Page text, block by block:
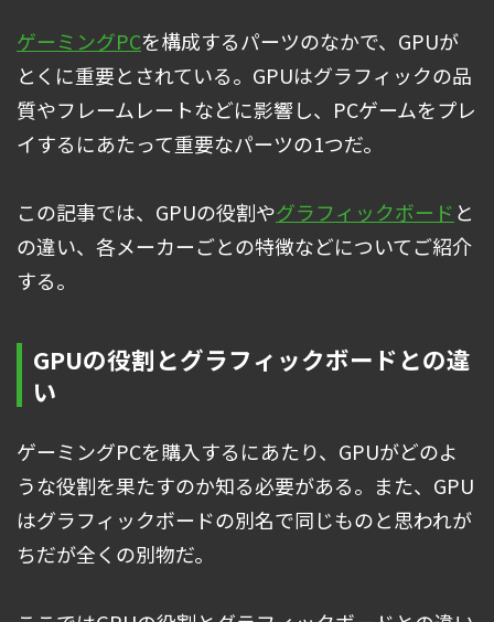
ゲーミングPCを構成するパーツのなかで、GPUが
とくに重要とされている。GPUはグラフィックの品
質やフレームレートなどに影響し、PCゲームをプレ
イするにあたって重要なパーツの1つだ。
この記事では、GPUの役割やグラフィックボードと
の違い、各メーカーごとの特徴などについてご紹介
する。
GPUの役割とグラフィックボードとの違
い
ゲーミングPCを購入するにあたり、GPUがどのよ
うな役割を果たすのか知る必要がある。また、GPU
はグラフィックボードの別名で同じものと思われが
ちだが全くの別物だ。